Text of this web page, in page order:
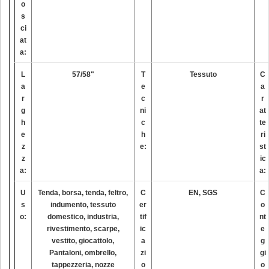
o
s
ci
at
a:
L
a
r
g
h
e
z
z
a:
57/58"
T
e
c
ni
c
h
e:
Tessuto
C
a
r
at
te
ri
st
ic
a:
U
s
o:
Tenda, borsa, tenda, feltro,
indumento, tessuto
domestico, industria,
rivestimento, scarpe,
vestito, giocattolo,
Pantaloni, ombrello,
tappezzeria, nozze
C
er
tif
ic
a
zi
o
EN, SGS
C
o
nt
e
g
gi
o